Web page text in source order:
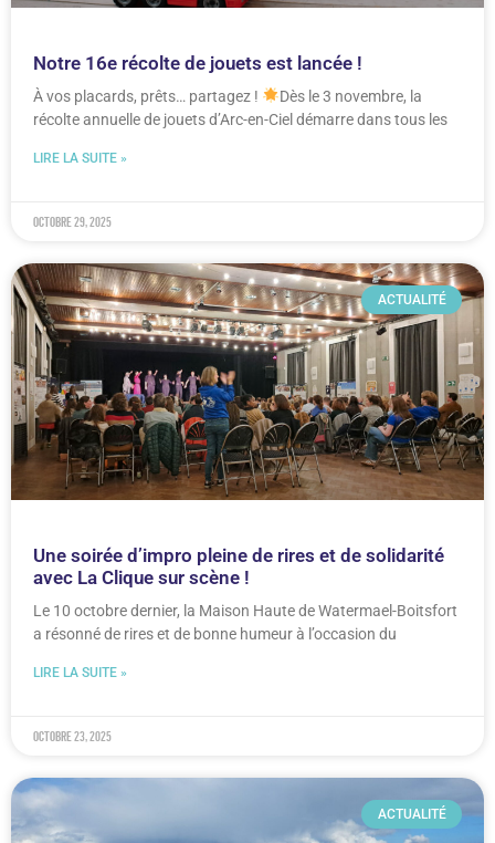
Notre 16e récolte de jouets est lancée !
À vos placards, prêts… partagez !
Dès le 3 novembre, la
récolte annuelle de jouets d’Arc-en-Ciel démarre dans tous les
LIRE LA SUITE »
octobre 29, 2025
ACTUALITÉ
Une soirée d’impro pleine de rires et de solidarité
avec La Clique sur scène !
Le 10 octobre dernier, la Maison Haute de Watermael-Boitsfort
a résonné de rires et de bonne humeur à l’occasion du
LIRE LA SUITE »
octobre 23, 2025
ACTUALITÉ